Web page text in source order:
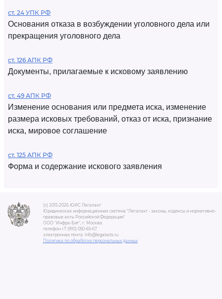
ст. 24 УПК РФ
Основания отказа в возбуждении уголовного дела или
прекращения уголовного дела
ст. 126 АПК РФ
Документы, прилагаемые к исковому заявлению
ст. 49 АПК РФ
Изменение основания или предмета иска, изменение
размера исковых требований, отказ от иска, признание
иска, мировое соглашение
ст. 125 АПК РФ
Форма и содержание искового заявления
(c) 2015-2026 ЮИС Легалакт
Юридическая информационная система "Легалакт - законы, кодексы и нормативно-
правовые акты Российской Федерации"
ООО "Инфра-Бит", г. Москва.
телефон +7 (910) 050-65-67
электронная почта: info@legalacts.ru
Политика по обработке персональных данных